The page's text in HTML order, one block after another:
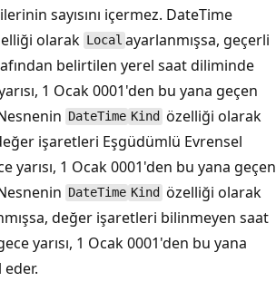
sayısını içermez. DateTime
olarak Local ayarlanmışsa, geçerli
belirtilen yerel saat diliminde
1 Ocak 0001'den bu yana geçen
DateTime Kind özelliği olarak
işaretleri Eşgüdümlü Evrensel
yarısı, 1 Ocak 0001'den bu yana geçen
DateTime Kind özelliği olarak
değer işaretleri bilinmeyen saat
yarısı, 1 Ocak 0001'den bu yana